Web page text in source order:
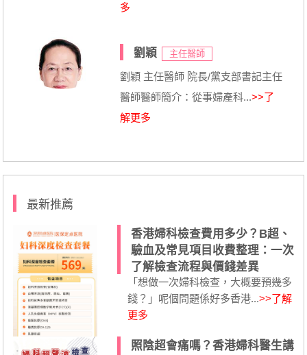
多
劉穎 主任醫師
劉穎 主任醫師 院長/黨支部書記主任
醫師醫師簡介：從事婦產科...>>了
解更多
最新推薦
香港婦科檢查費用多少？B超、
驗血及常見項目收費整理：一次
了解檢查流程與價錢差異
「想做一次婦科檢查，大概要預幾多
錢？」呢個問題係好多香港...>>了解
更多
照陰超會痛嗎？香港婦科醫生講